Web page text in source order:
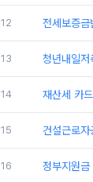
12 전세보증
13 청년내일저
14 재산세 카
15 건설근로
16 정부지원